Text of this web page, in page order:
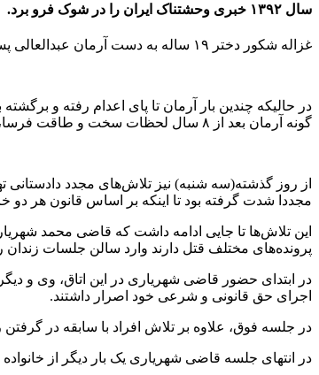
سال ۱۳۹۲ خبری وحشتناک ایران را در شوک فرو برد.
غزاله شکور دختر ۱۹ ساله به دست آرمان عبدالعالی پسری ۱۷ ساله به قتل رسید و اثری از جنازه او به دست نیامد.
در حالیکه چندین بار آرمان تا پای اعدام رفته و
گونه آرمان بعد از ۸ سال لحظات سخت و طاقت فرسا،اعدام شد.
از روز گذشته(سه شنبه) نیز تلاش‌های مجدد
مجددا شدت گرفته بود تا اینکه بر اساس قانون هر دو
پرونده‌های مختلف قتل دارند وارد سالن جلسات
در ابتدای حضور قاضی شهریاری در این اتاق، وی و
اجرای حق قانونی و شرعی خود اصرار داشتند.
در جلسه فوق، علاوه بر تلاش افراد با سابقه در
در انتهای جلسه قاضی شهریاری یک بار دیگر از